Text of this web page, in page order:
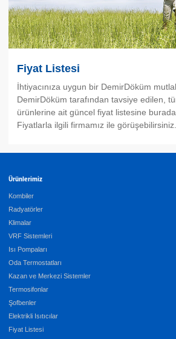
Fiyat Listesi
İhtiyacınıza uygun bir DemirDöküm
DemirDöküm tarafından tavsiye edilen,
ürünlerine ait güncel fiyat listesine
Fiyatlarla ilgili firmamız ile görüşebilirsiniz.
Ürünlerimiz
Kombiler
Radyatörler
Klimalar
VRF Sistemleri
Isı Pompaları
Oda Termostatları
Kazan ve Merkezi Sistemler
Termosifonlar
Şofbenler
Elektrikli Isıtıcılar
Fiyat Listesi